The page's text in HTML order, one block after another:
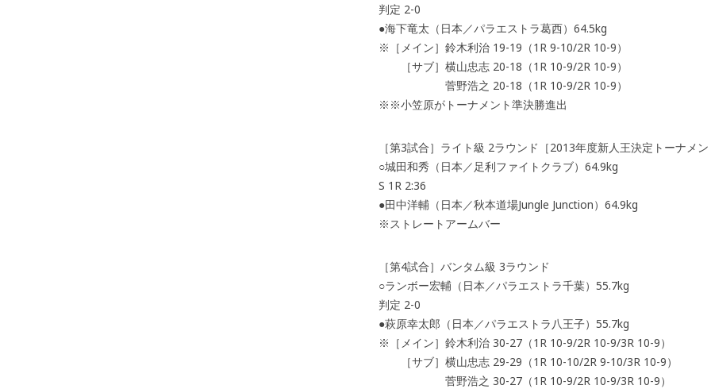
判定 2-0
●海下竜太（日本／パラエストラ葛西）64.5kg
※［メイン］鈴木利治 19-19（1R 9-10/2R 10-9）
［サブ］横山忠志 20-18（1R 10-9/2R 10-9）
菅野浩之 20-18（1R 10-9/2R 10-9）
※※小笠原がトーナメント準決勝進出
［第3試合］ライト級 2ラウンド［2013年度新人王決定トーナメン
○城田和秀（日本／足利ファイトクラブ）64.9kg
S 1R 2:36
●田中洋輔（日本／秋本道場Jungle Junction）64.9kg
※ストレートアームバー
［第4試合］バンタム級 3ラウンド
○ランボー宏輔（日本／パラエストラ千葉）55.7kg
判定 2-0
●萩原幸太郎（日本／パラエストラ八王子）55.7kg
※［メイン］鈴木利治 30-27（1R 10-9/2R 10-9/3R 10-9）
［サブ］横山忠志 29-29（1R 10-10/2R 9-10/3R 10-9）
菅野浩之 30-27（1R 10-9/2R 10-9/3R 10-9）